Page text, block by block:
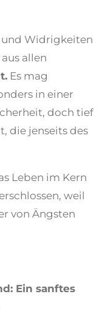
und Widrigkeiten
allen
Es mag
in einer
doch tief
die jenseits des
Leben im Kern
weil
von Ängsten
Ein sanftes